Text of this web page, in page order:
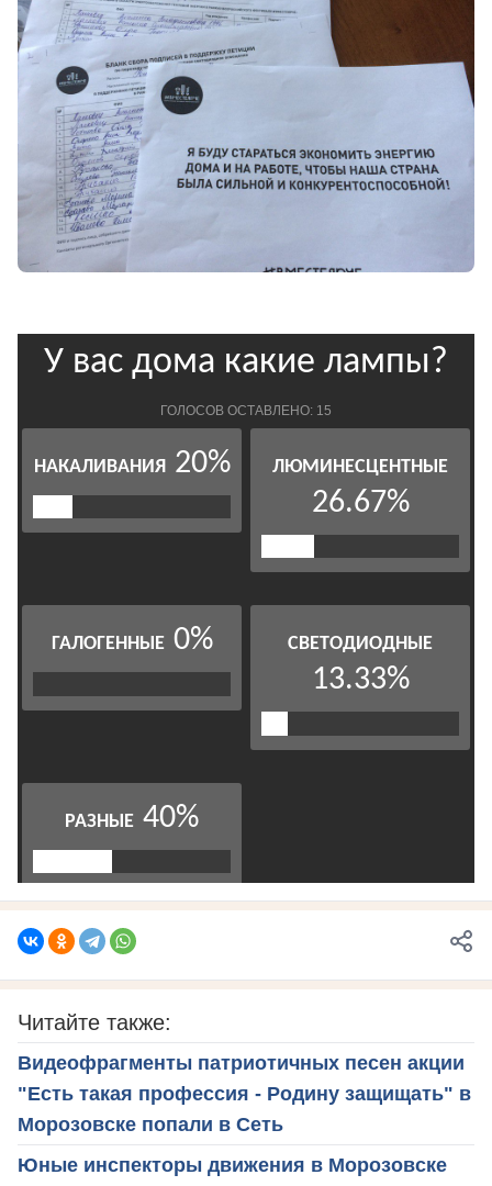
Читайте также:
Видеофрагменты патриотичных песен акции
"Есть такая профессия - Родину защищать" в
Морозовске попали в Сеть
Юные инспекторы движения в Морозовске